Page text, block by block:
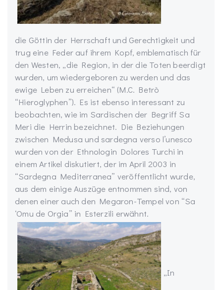
die Göttin der Herrschaft und Gerechtigkeit und
trug eine Feder auf ihrem Kopf, emblematisch für
den Westen, „die Region, in der die Toten beerdigt
wurden, um wiedergeboren zu werden und das
ewige Leben zu erreichen“ (M.C. Betrò
“Hieroglyphen”). Es ist ebenso interessant zu
beobachten, wie im Sardischen der Begriff Sa
Meri die Herrin bezeichnet. Die Beziehungen
zwischen Medusa und sardegna verso l’unesco
wurden von der Ethnologin Dolores Turchi in
einem Artikel diskutiert, der im April 2003 in
“Sardegna Mediterranea” veröffentlicht wurde,
aus dem einige Auszüge entnommen sind, von
denen einer auch den Megaron-Tempel von “Sa
‘Omu de Orgia” in Esterzili erwähnt.
„In